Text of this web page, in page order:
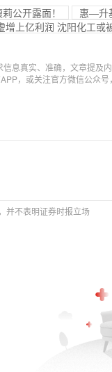
公开露面！
惠—升
增上亿利润 沈阳化工
信息真实、准确，文章提及
APP，或关注官方微信公众
并不表明证券时报立场